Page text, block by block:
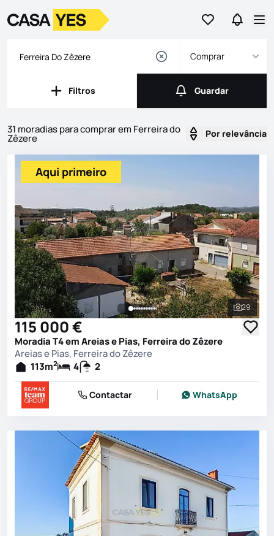
Ir para osIr para
LogoIr para a homepage
Comprar
Filtros
Filtros Guardar
Guardar
31 moradias para comprar em Ferreira do
Zêzere Por relevância
Imóveis
Lista de Imóveis
Ver
29
Aqui primeiro
115 000 €
Moradia T4 em Areias e Pias, Ferreira do Zêzere
Areias e Pias, Ferreira do Zêzere
113m2 4 2
Contactar WhatsApp